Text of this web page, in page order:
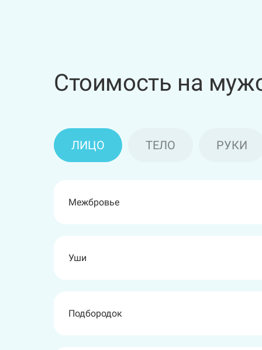
Стоимость на
ЛИЦО ТЕЛО РУКИ
Межбровье
Уши
Подбородок
Грудь
Бикини классика
Ягодицы
Подмышечные впадины
Руки ниже локтя
Руки полностью
Голени + колени
Стопа + пальцы ног